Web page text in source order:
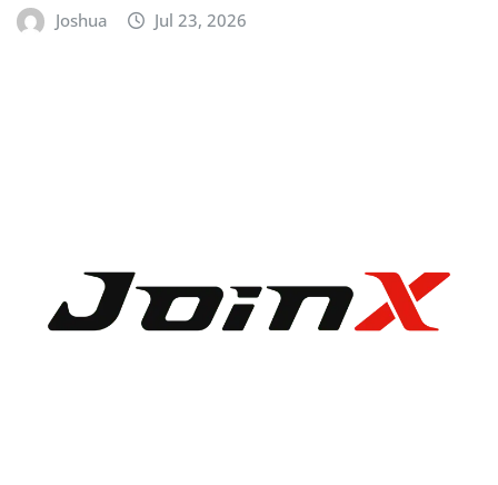
Joshua Jul 23, 2026